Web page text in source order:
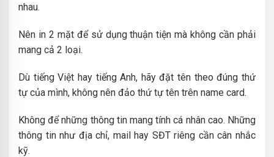
nhau.
Nên in 2 mặt để sử dụng thuận tiện mà không cần phải
mang cả 2 loại.
Dù tiếng Việt hay tiếng Anh, hãy đặt tên theo đúng thứ
tự của mình, không nên đảo thứ tự tên trên name card.
Không để những thông tin mang tính cá nhân cao. Những
thông tin như địa chỉ, mail hay SĐT riêng cần cân nhắc
kỹ.